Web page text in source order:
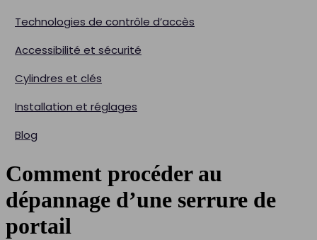
Technologies de contrôle d’accès
Accessibilité et sécurité
Cylindres et clés
Installation et réglages
Blog
Comment procéder au
dépannage d’une serrure de
portail